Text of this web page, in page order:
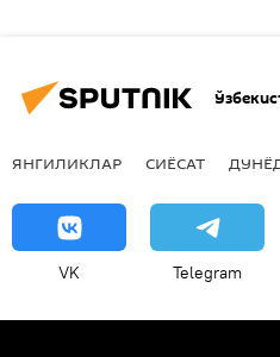
ЯНГИЛИКЛАР СИЁСАТ
VK Telegram